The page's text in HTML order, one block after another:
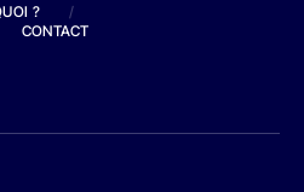
?
/
CONTACT